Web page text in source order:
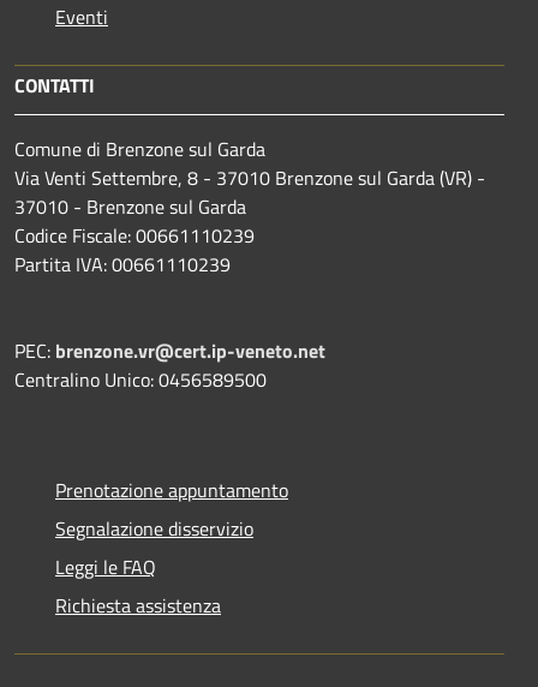
Eventi
CONTATTI
Comune di Brenzone sul Garda
Via Venti Settembre, 8 - 37010 Brenzone sul Garda (VR) -
37010 - Brenzone sul Garda
Codice Fiscale: 00661110239
Partita IVA: 00661110239
PEC: brenzone.vr@cert.ip-veneto.net
Centralino Unico: 0456589500
Prenotazione appuntamento
Segnalazione disservizio
Leggi le FAQ
Richiesta assistenza